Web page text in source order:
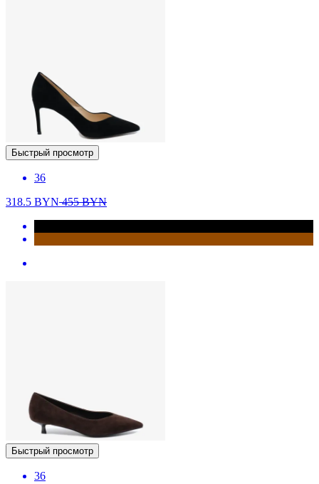
Быстрый просмотр
36
318.5 BYN455BYN
Быстрый просмотр
36